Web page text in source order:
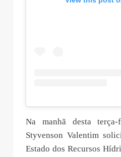
Na manhã desta
Styvenson Valentim
Estado dos Recursos